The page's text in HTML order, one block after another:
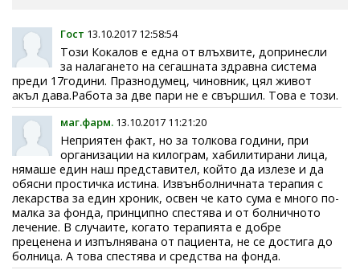
Гост 13.10.2017 12:58:54
Този Кокалов е една от влъхвите, допринесли
за налагането на сегашната здравна система
преди 17години. Празнодумец, чиновник, цял живот
акъл дава.Работа за две пари не е свършил. Това е този.
маг.фарм. 13.10.2017 11:21:20
Неприятен факт, но за толкова години, при
организации на килограм, хабилитирани лица,
нямаше един наш представител, който да излезе и да
обясни простичка истина. Извънболничната терапия с
лекарства за един хроник, освен че като сума е много по-
малка за фонда, принципно спестява и от болничното
лечение. В случаите, когато терапията е добре
преценена и изпълнявана от пациента, не се достига до
болница. А това спестява и средства на фонда.